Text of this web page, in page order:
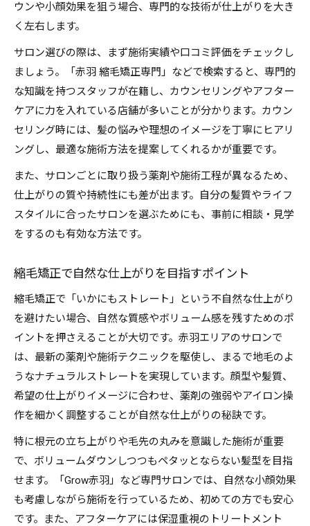
ウンや小顔効果を狙う場合、専門的な技術が仕上がりを大き
く左右します。
サロン選びの際は、まず施術実績や口コミ評価をチェックし
ましょう。「赤羽 縮毛矯正専門」などで検索すると、専門的
な知識を持つスタッフが在籍し、カウンセリングやアフター
ケアに力を入れている店舗が多いことが分かります。カウン
セリング時には、髪の悩みや理想のイメージを丁寧にヒアリ
ングし、最適な施術方法を提案してくれるかが重要です。
また、サロンごとに取り扱う薬剤や施術工程が異なるため、
仕上がりの質や持続性にも差が出ます。自分の髪質やライフ
スタイルに合ったサロンを選ぶためにも、事前に相談・見学
をするのも有効な方法です。
縮毛矯正で自然な仕上がりを目指すポイント
縮毛矯正で「いかにもストレート」という不自然な仕上がり
を避けたい場合、自然な質感やボリューム感を残すためのポ
イントを押さえることが大切です。赤羽エリアのサロンで
は、最新の薬剤や施術テクニックを駆使し、まるで地毛のよ
うなナチュラルストレートを実現しています。顔型や髪質、
希望の仕上がりイメージに合わせ、薬剤の強弱やアイロン操
作を細かく調整することが自然な仕上がりの秘訣です。
特に根元の立ち上がりや毛先の丸みを意識した施術が重要
で、ボリュームダウンしつつもペタッとならない髪型を目指
せます。「Grow赤羽」など専門サロンでは、自然な小顔効果
も考慮しながら施術を行っているため、初めての方でも安心
です。また、アフターケアには保湿重視のトリートメント